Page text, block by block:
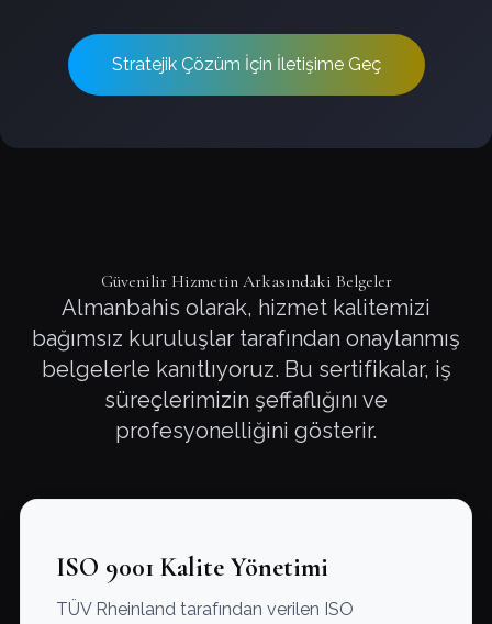
Stratejik Çözüm İçin İletişime Geç
Güvenilir Hizmetin Arkasındaki Belgeler
Almanbahis olarak, hizmet kalitemizi
bağımsız kuruluşlar tarafından onaylanmış
belgelerle kanıtlıyoruz. Bu sertifikalar, iş
süreçlerimizin şeffaflığını ve
profesyonelliğini gösterir.
ISO 9001 Kalite Yönetimi
TÜV Rheinland tarafından verilen ISO